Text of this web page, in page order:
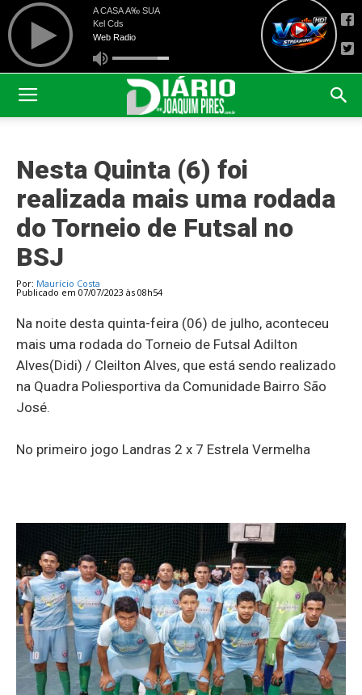
Nesta Quinta (6) foi
realizada mais uma rodada
do Torneio de Futsal no
BSJ
Por: Maurício Costa
Publicado em 07/07/2023 às 08h54
Na noite desta quinta-feira (06) de julho, aconteceu
mais uma rodada do Torneio de Futsal Adilton
Alves(Didi) / Cleilton Alves, que está sendo realizado
na Quadra Poliesportiva da Comunidade Bairro São
José.
No primeiro jogo Landras 2 x 7 Estrela Vermelha